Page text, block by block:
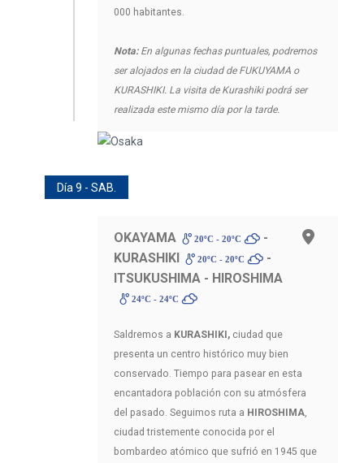
000 habitantes.
Nota:En algunas fechas puntuales, podremos
ser alojados en la ciudad de FUKUYAMA o
KURASHIKI. La visita de Kurashiki podrá ser
realizada este mismo día por la tarde.
Día 9 - SAB.
OKAYAMA 20ºC - 20ºC
-
KURASHIKI
20ºC - 20ºC
-
ITSUKUSHIMA - HIROSHIMA
24ºC - 24ºC
Saldremos a KURASHIKI, ciudad que
presenta un centro histórico muy bien
conservado. Tiempo para pasear en esta
encantadora población con su atmósfera
del pasado. Seguimos ruta a HIROSHIMA,
ciudad tristemente conocida por el
bombardeo atómico que sufrió en 1945 que